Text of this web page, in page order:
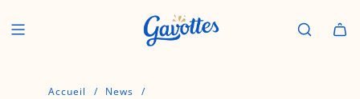
Accueil / News
/